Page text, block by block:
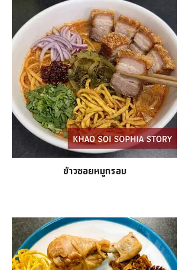
ข้าวซอยหมูกรอบ